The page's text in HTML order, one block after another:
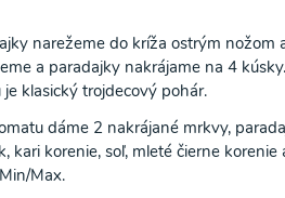
polievka so
narežeme do kríža ostrým nožom
a paradajky nakrájame na 4
je klasický trojdecový pohár.
dáme 2 nakrájané mrkvy,
kari korenie, soľ, mleté čierne
Max.